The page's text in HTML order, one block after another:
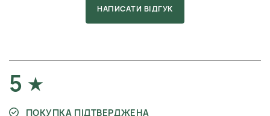
НАПИСАТИ ВІДГУК
5
ПОКУПКА ПІДТВЕРДЖЕНА